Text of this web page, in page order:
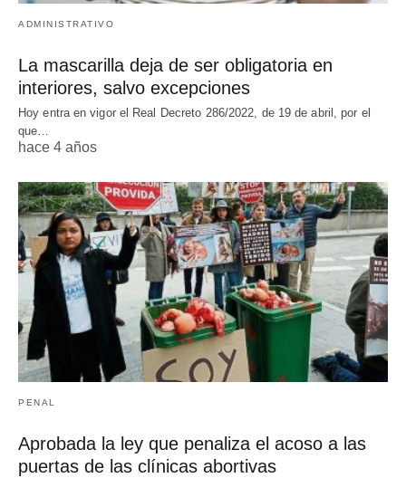
ADMINISTRATIVO
La mascarilla deja de ser obligatoria en
interiores, salvo excepciones
Hoy entra en vigor el Real Decreto 286/2022, de 19 de abril, por el
que…
hace 4 años
PENAL
Aprobada la ley que penaliza el acoso a las
puertas de las clínicas abortivas